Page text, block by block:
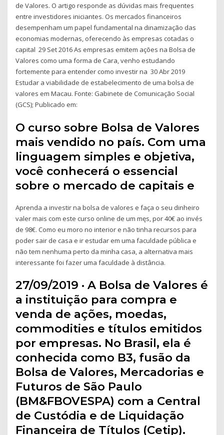
de Valores. O artigo responde as dúvidas mais frequentes
entre investidores iniciantes. Os mercados financeiros
desempenham um papel fundamental na dinamização das
economias modernas, oferecendo às empresas cotadas o
capital 29 Set 2016 As empresas emitem ações na Bolsa de
Valores como uma forma de Cara, venho estudando
fortemente para entender como investir na 30 Abr 2019
Estudar a viabilidade de estabelecimento de uma bolsa de
valores em Macau. Fonte: Gabinete de Comunicação Social
(GCS); Publicado em:
O curso sobre Bolsa de Valores
mais vendido no país. Com uma
linguagem simples e objetiva,
você conhecerá o essencial
sobre o mercado de capitais e
Aprenda a investir na bolsa de valores e faça o seu dinheiro
valer mais com este curso online de um męs, por 40€ ao invés
de 98€. Como eu moro no interior e não tinha recursos para
poder sair de casa e ir estudar em uma faculdade pública e
não tem nenhuma perto da minha casa, a alternativa mais
interessante foi fazer uma faculdade à distância.
27/09/2019 · A Bolsa de Valores é
a instituição para compra e
venda de ações, moedas,
commodities e títulos emitidos
por empresas. No Brasil, ela é
conhecida como B3, fusão da
Bolsa de Valores, Mercadorias e
Futuros de São Paulo
(BM&FBOVESPA) com a Central
de Custódia e de Liquidação
Financeira de Títulos (Cetip).